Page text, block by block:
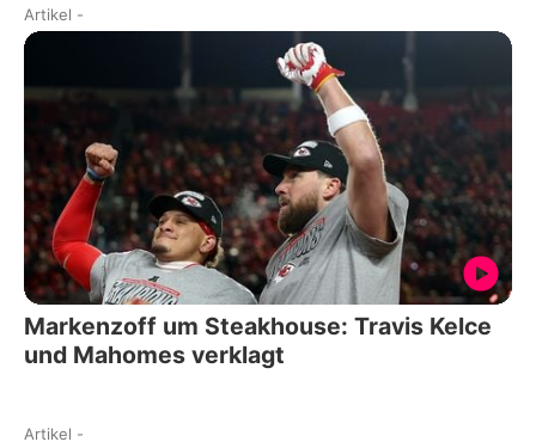
Artikel -
Markenzoff um Steakhouse: Travis Kelce
und Mahomes verklagt
Artikel -